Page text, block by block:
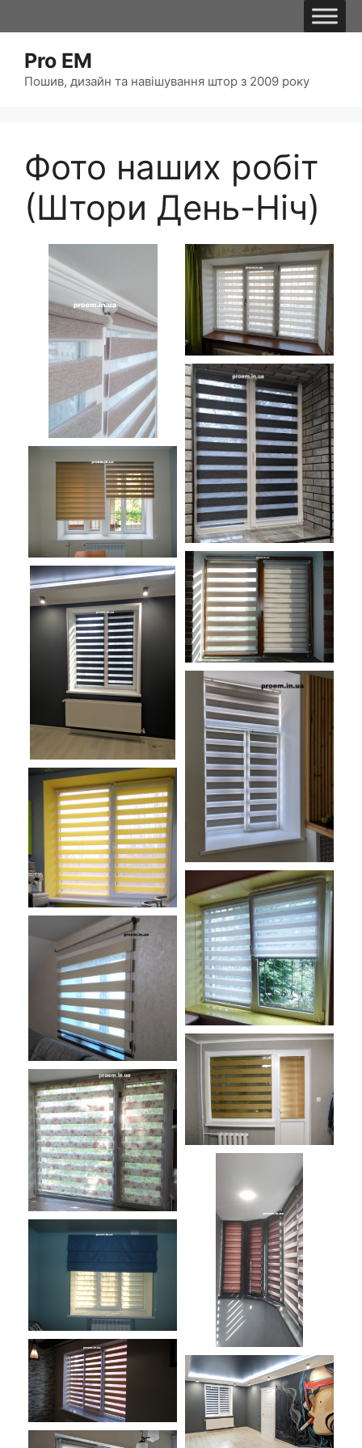
Pro EM
Пошив, дизайн та навішування штор з 2009 року
Фото наших робіт
(Штори День-Ніч)